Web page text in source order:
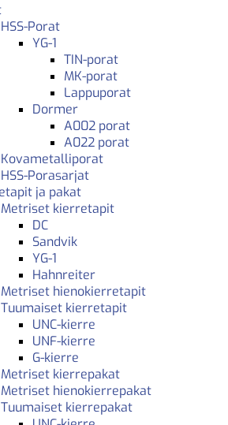
HSS-Porat
YG-1
TIN-porat
MK-porat
Lappuporat
Dormer
A002 porat
A022 porat
Kovametalliporat
HSS-Porasarjat
ja pakat
Metriset kierretapit
DC
Sandvik
YG-1
Hahnreiter
Metriset hienokierretapit
Tuumaiset kierretapit
UNC-kierre
UNF-kierre
G-kierre
Metriset kierrepakat
Metriset hienokierrepakat
Tuumaiset kierrepakat